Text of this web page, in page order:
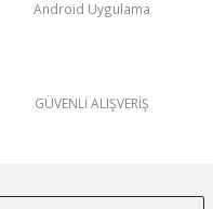
Android Uygulama
GÜVENLİ ALIŞVERİŞ